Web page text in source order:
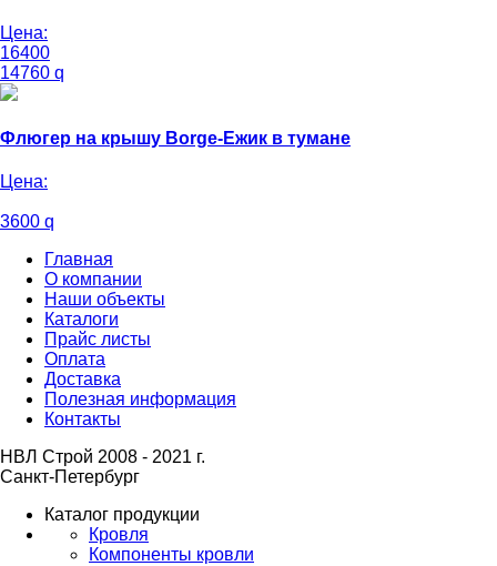
Цена:
16400
14760 q
Флюгер на крышу Borge-Ежик в тумане
Цена:
3600 q
Главная
О компании
Наши объекты
Каталоги
Прайс листы
Оплата
Доставка
Полезная информация
Контакты
НВЛ Строй 2008 - 2021 г.
Санкт-Петербург
Каталог продукции
Кровля
Компоненты кровли